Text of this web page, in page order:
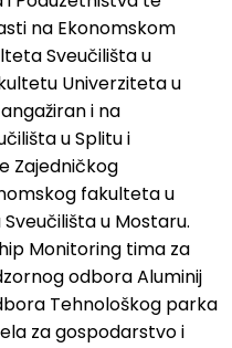
na Ekonomskom
Sveučilišta u
Univerziteta u
i na
u Splitu i
Zajedničkog
fakulteta u
u Mostaru.
Monitoring tima za
odbora Aluminij
Tehnološkog parka
za gospodarstvo i